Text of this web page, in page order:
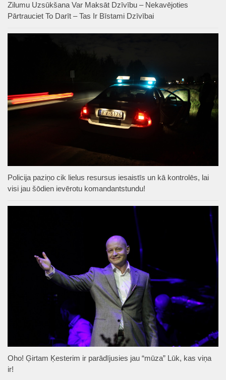
Zilumu Uzsūkšana Var Maksāt Dzīvību – Nekavējoties
Pārtrauciet To Darīt – Tas Ir Bīstami Dzīvībai
Policija paziņo cik lielus resursus iesaistīs un kā kontrolēs, lai
visi jau šōdien ievērotu komandantstundu!
Oho! Ģirtam Ķesterim ir parādījusies jau “mūza” Lūk, kas viņa
ir!